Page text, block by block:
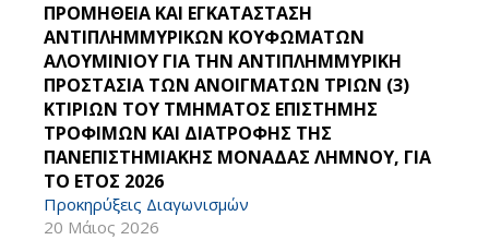
ΠΡΟΜΗΘΕΙΑ ΚΑΙ ΕΓΚΑΤΑΣΤΑΣΗ
ΑΝΤΙΠΛΗΜΜΥΡΙΚΩΝ ΚΟΥΦΩΜΑΤΩΝ
ΑΛΟΥΜΙΝΙΟΥ ΓΙΑ ΤΗΝ ΑΝΤΙΠΛΗΜΜΥΡΙΚΗ
ΠΡΟΣΤΑΣΙΑ ΤΩΝ ΑΝΟΙΓΜΑΤΩΝ ΤΡΙΩΝ (3)
ΚΤΙΡΙΩΝ ΤΟΥ ΤΜΗΜΑΤΟΣ ΕΠΙΣΤΗΜΗΣ
ΤΡΟΦΙΜΩΝ ΚΑΙ ΔΙΑΤΡΟΦΗΣ ΤΗΣ
ΠΑΝΕΠΙΣΤΗΜΙΑΚΗΣ ΜΟΝΑΔΑΣ ΛΗΜΝΟΥ, ΓΙΑ
ΤΟ ΕΤΟΣ 2026
Προκηρύξεις Διαγωνισμών
20 Μάιος 2026